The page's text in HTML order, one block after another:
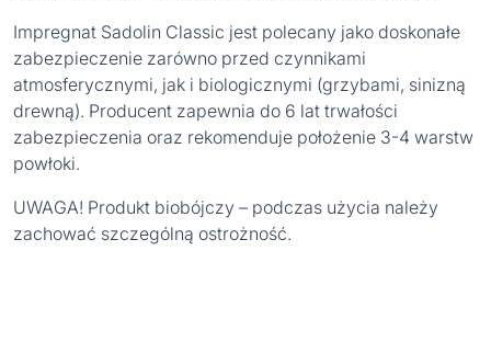
Impregnat Sadolin Classic jest polecany jako doskonałe
zabezpieczenie zarówno przed czynnikami
atmosferycznymi, jak i biologicznymi (grzybami, sinizną
drewną). Producent zapewnia do 6 lat trwałości
zabezpieczenia oraz rekomenduje położenie 3-4 warstw
powłoki.
UWAGA! Produkt biobójczy – podczas użycia należy
zachować szczególną ostrożność.